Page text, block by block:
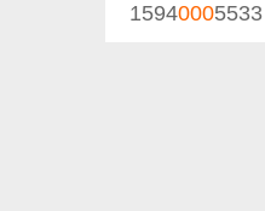
15940005533